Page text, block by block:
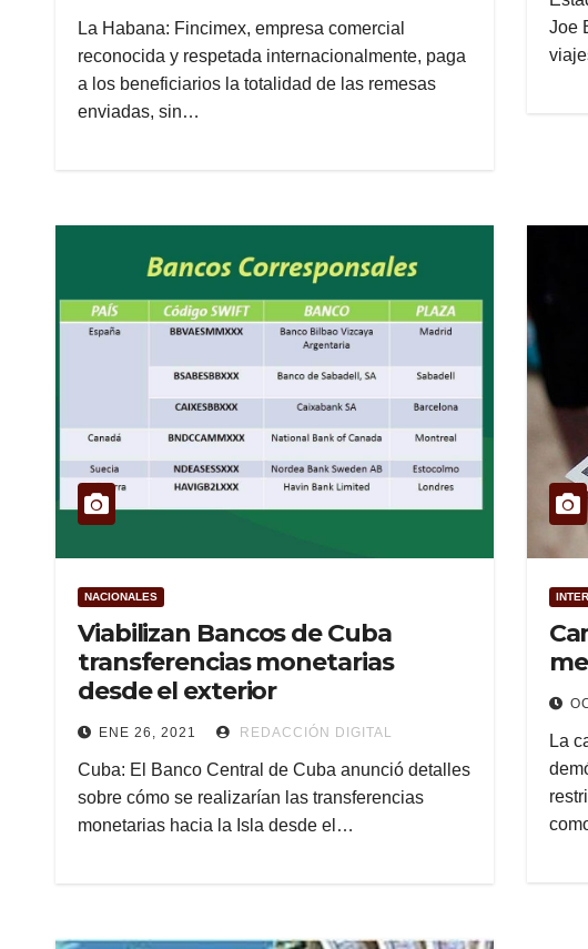
La Habana: Fincimex, empresa comercial
reconocida y respetada internacionalmente, paga
a los beneficiarios la totalidad de las remesas
enviadas, sin…
Joe
NACIONALES
Viabilizan Bancos de Cuba
transferencias monetarias
desde el exterior
ENE 26, 2021 REDACCIÓN DIGITAL
Cuba: El Banco Central de Cuba anunció detalles
sobre cómo se realizarían las transferencias
monetarias hacia la Isla desde el…
La